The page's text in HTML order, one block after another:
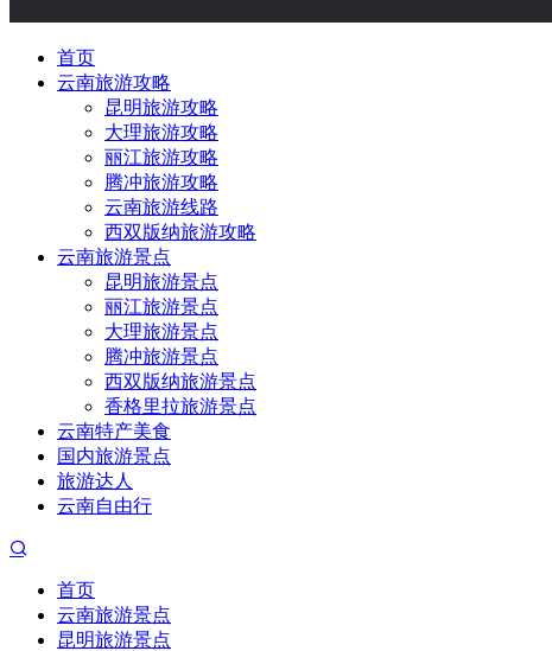
首页
云南旅游攻略
昆明旅游攻略
大理旅游攻略
丽江旅游攻略
腾冲旅游攻略
云南旅游线路
西双版纳旅游攻略
云南旅游景点
昆明旅游景点
丽江旅游景点
大理旅游景点
腾冲旅游景点
西双版纳旅游景点
香格里拉旅游景点
云南特产美食
国内旅游景点
旅游达人
云南自由行
首页
云南旅游景点
昆明旅游景点